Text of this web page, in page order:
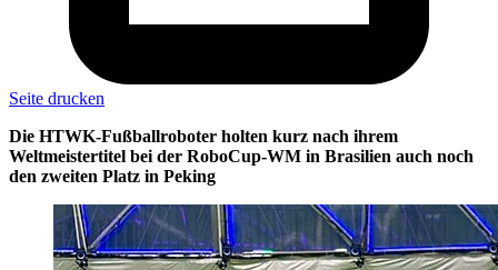
Seite drucken
Die HTWK-Fußballroboter holten kurz nach ihrem
Weltmeistertitel bei der RoboCup-WM in Brasilien auch noch
den zweiten Platz in Peking